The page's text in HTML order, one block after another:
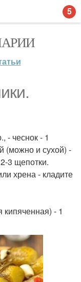
- чеснок - 1
(можно и сухой) -
3 щепотки.
хрена - кладите
- 1
5